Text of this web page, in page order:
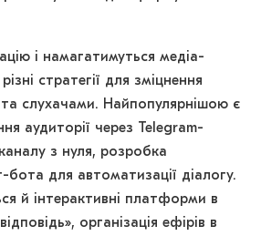
і намагатимуться медіа-
стратегії для зміцнення
та слухачами. Найпопулярнішою є
аудиторії через Telegram-
з нуля, розробка
бота для автоматизації діалогу.
й інтерактивні платформи в
організація ефірів в